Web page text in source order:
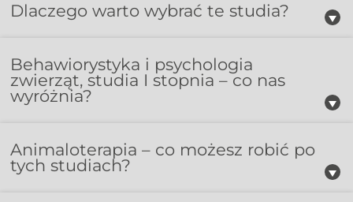
Dlaczego warto wybrać te studia?
Behawiorystyka i psychologia
zwierząt, studia I stopnia – co nas
wyróżnia?
Animaloterapia – co możesz robić po
tych studiach?